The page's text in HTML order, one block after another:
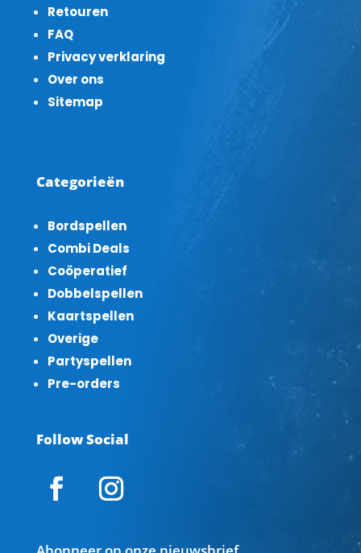
Retouren
FAQ
Privacy verklaring
Over ons
Sitemap
Categorieën
Bordspellen
Combi Deals
Coöperatief
Dobbelspellen
Kaartspellen
Overige
Partyspellen
Pre-orders
Follow Social